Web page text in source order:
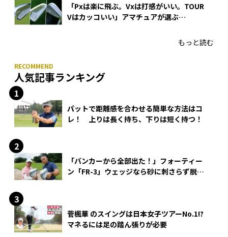
「Pxは楽に飛ぶ。Vxは打感がいい。TOUR
Vはカッコいい」アマチュアが選ぶ
もっと読む
人気記事ランキング
パットで距離感を合わせる簡単な方法はコ
レ！ 上りは長く持ち、下りは短く持つ！
「バンカーから全部出た！」フォーティー
ン「FR-3」ウェッジなら砂に刺さらず脱出
菅楓華 のスイングは日本女子ツアーNo.1!?
マネるには足の踏ん張りが必要